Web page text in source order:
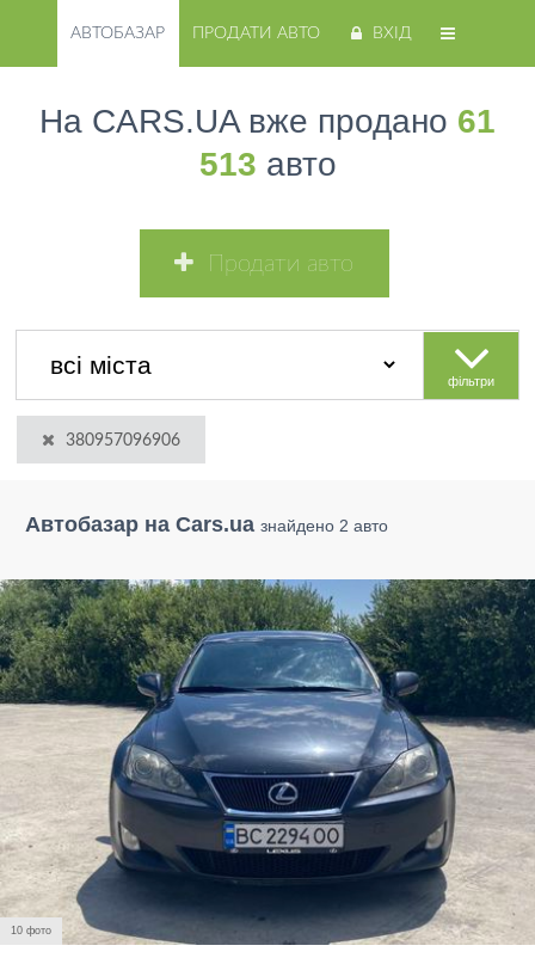
АВТОБАЗАР ПРОДАТИ АВТО ВХІД
На CARS.UA вже продано 61
513 авто
Продати авто
фільтри
380957096906
Автобазар на Cars.ua знайдено 2 авто
10 фото